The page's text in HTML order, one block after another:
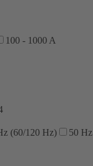
100 - 1000 A
(60/120 Hz) 50 Hz